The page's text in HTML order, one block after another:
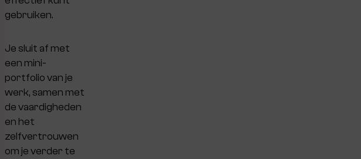
gebruiken.
Je sluit af met
een mini-
portfolio van je
werk, samen met
de vaardigheden
en het
zelfvertrouwen
om je verder te